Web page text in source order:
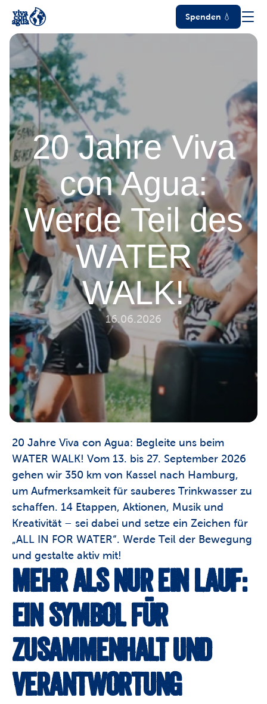
Spenden 💧
20 Jahre Viva
con Agua:
Werde Teil des
WATER
WALK!
16.06.2026
20 Jahre Viva con Agua: Begleite uns beim
WATER WALK! Vom 13. bis 27. September 2026
gehen wir 350 km von Kassel nach Hamburg,
um Aufmerksamkeit für sauberes Trinkwasser zu
schaffen. 14 Etappen, Aktionen, Musik und
Kreativität – sei dabei und setze ein Zeichen für
„ALL IN FOR WATER“. Werde Teil der Bewegung
und gestalte aktiv mit!
MEHR ALS NUR EIN LAUF:
EIN SYMBOL FÜR
ZUSAMMENHALT UND
VERANTWORTUNG